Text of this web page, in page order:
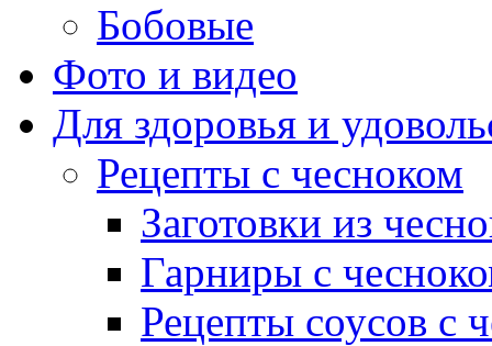
Бобовые
Фото и видео
Для здоровья и
Рецепты с чесноком
Заготовки из
Гарниры с
Рецепты соусов с